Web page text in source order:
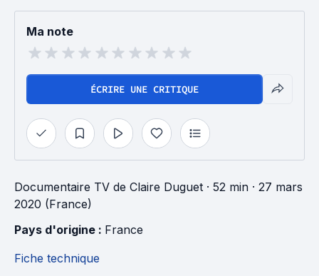
Ma note
ÉCRIRE UNE CRITIQUE
Documentaire TV de Claire Duguet · 52 min · 27 mars
2020 (France)
Pays d'origine : France
Fiche technique